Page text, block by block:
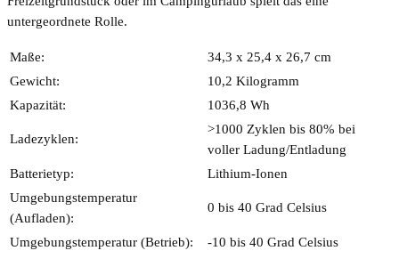
untergeordnete Rolle.
Maße:
34,3 x 25,4 x 26,7 cm
Gewicht:
10,2 Kilogramm
Kapazität:
1036,8 Wh
Ladezyklen:
>1000 Zyklen bis 80% bei
voller Ladung/Entladung
Batterietyp:
Lithium-Ionen
Umgebungstemperatur
(Aufladen):
0 bis 40 Grad Celsius
Umgebungstemperatur (Betrieb): -10 bis 40 Grad Celsius